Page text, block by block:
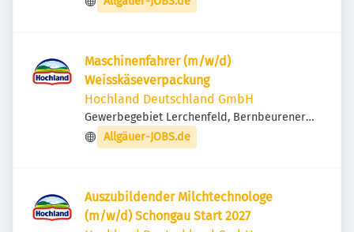
Maschinenfahrer (m/w/d)
Weisskäseverpackung
Hochland Deutschland GmbH
Gewerbegebiet Lerchenfeld, Bernbeurener
Str. 14, 86956 Schongau, Deutschland
Allgäuer-JOBS.de
Auszubildender Milchtechnologe
(m/w/d) Schongau Start 2027